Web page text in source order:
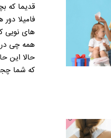
قدیما که
فامیلا
های نویی
همه چی در
حالا این
که شما